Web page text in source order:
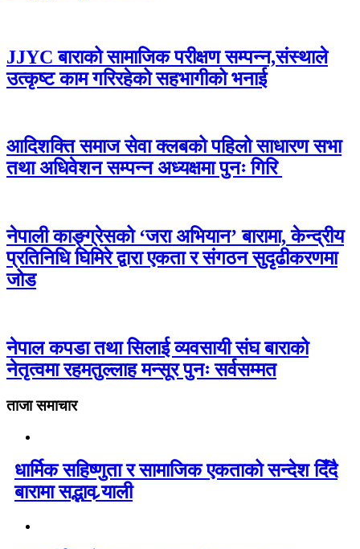
JJYC बाराको सामाजिक परीक्षण सम्पन्न,संस्थाले
उत्कृष्ट काम गरिरहेको सहभागीको भनाई
आदिशक्ति समाज सेवा क्लबको पहिलो साधारण सभा
तथा अधिवेशन सम्पन्न अध्यक्षमा पुनः गिरि
नेपाली काङ्ग्रेसको ‘जरा अभियान’ बारामा, केन्द्रीय
प्रतिनिधि घिमिरे द्वारा एकता र संगठन सुदृढीकरणमा
जोड
नेपाल कपडा तथा सिलाई व्यवसायी संघ बाराको
नेतृत्वमा रहमतुल्लाह मन्सूर पुनः सर्वसम्मत
ताजा समाचार
धार्मिक सहिष्णुता र सामाजिक एकताको सन्देश दिँदै
बारामा सद्भाव र्‍याली